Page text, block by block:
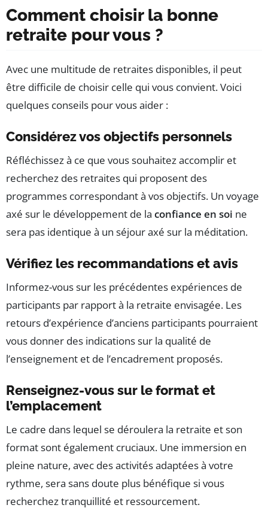
Comment choisir la bonne
retraite pour vous ?
Avec une multitude de retraites disponibles, il peut
être difficile de choisir celle qui vous convient. Voici
quelques conseils pour vous aider :
Considérez vos objectifs personnels
Réfléchissez à ce que vous souhaitez accomplir et
recherchez des retraites qui proposent des
programmes correspondant à vos objectifs. Un voyage
axé sur le développement de la confiance en soi ne
sera pas identique à un séjour axé sur la méditation.
Vérifiez les recommandations et avis
Informez-vous sur les précédentes expériences de
participants par rapport à la retraite envisagée. Les
retours d’expérience d’anciens participants pourraient
vous donner des indications sur la qualité de
l’enseignement et de l’encadrement proposés.
Renseignez-vous sur le format et
l’emplacement
Le cadre dans lequel se déroulera la retraite et son
format sont également cruciaux. Une immersion en
pleine nature, avec des activités adaptées à votre
rythme, sera sans doute plus bénéfique si vous
recherchez tranquillité et ressourcement.